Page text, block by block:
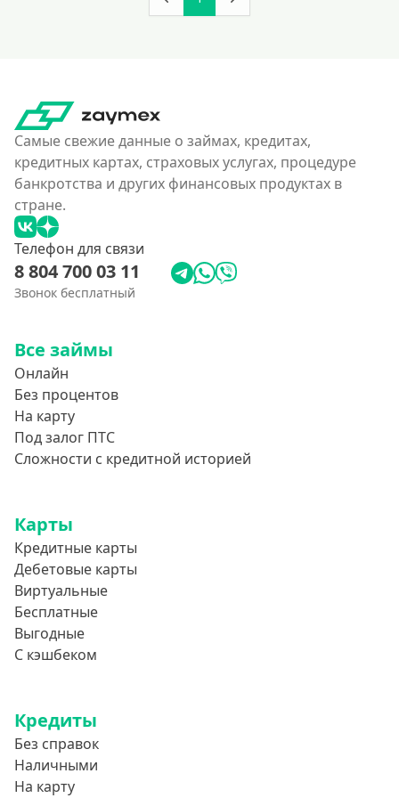
250000 руб
300000 руб
350 тысяч
400000 руб
4500000 руб
500000 руб
550000 руб
650000 руб
700000 руб
750000 руб
800000 руб
850000 руб
Целевые
Ремонт
Строительство дома
Газификацию
Стоматология
Неотложные нужды
Образование
Самые свежие данные о займах, кредитах,
кредитных картах, страховых услугах, процедуре
банкротства и других финансовых продуктах в
стране.
Телефон для связи
8 804 700 03 11
Звонок бесплатный
Все займы
Онлайн
Без процентов
На карту
Под залог ПТС
Сложности с кредитной историей
Карты
Кредитные карты
Дебетовые карты
Виртуальные
Бесплатные
Выгодные
С кэшбеком
Кредиты
Без справок
Наличными
На карту